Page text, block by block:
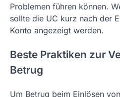
Problemen führen können.
sollte die UC kurz nach der
Konto angezeigt werden.
Beste Praktiken zur
Betrug
Um Betrug beim Einlösen